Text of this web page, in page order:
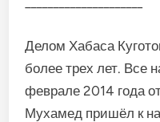
Делом Хабаса
более трех лет. Все
феврале 2014 года
Мухамед пришёл к